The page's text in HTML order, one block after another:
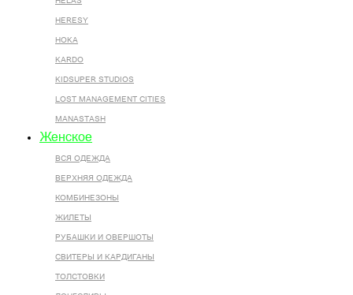
HERESY
HOKA
KARDO
KIDSUPER STUDIOS
LOST MANAGEMENT CITIES
MANASTASH
Женское
ВСЯ ОДЕЖДА
ВЕРХНЯЯ ОДЕЖДА
КОМБИНЕЗОНЫ
ЖИЛЕТЫ
РУБАШКИ И ОВЕРШОТЫ
СВИТЕРЫ И КАРДИГАНЫ
ТОЛСТОВКИ